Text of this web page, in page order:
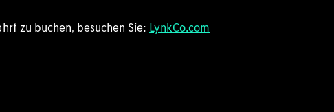
zu buchen, besuchen Sie: LynkCo.com